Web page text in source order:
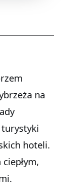
na
turystyki
hoteli.